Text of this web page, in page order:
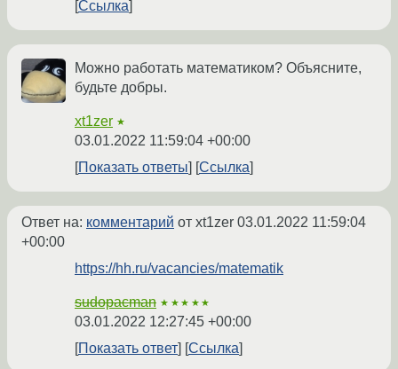
Ссылка
Можно работать математиком? Объясните,
будьте добры.
xt1zer ★
03.01.2022 11:59:04 +00:00
Показать ответы
Ссылка
Ответ на: комментарий от xt1zer 03.01.2022 11:59:04
+00:00
https://hh.ru/vacancies/matematik
sudopacman ★★★★★
03.01.2022 12:27:45 +00:00
Показать ответ
Ссылка